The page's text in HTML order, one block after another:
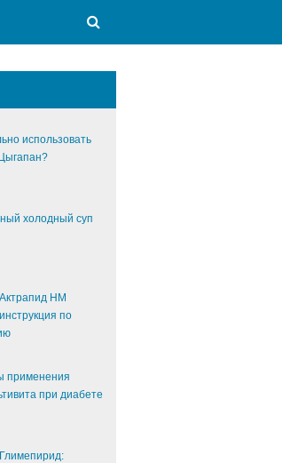
использовать
холодный суп
НМ
по
применения
при диабете